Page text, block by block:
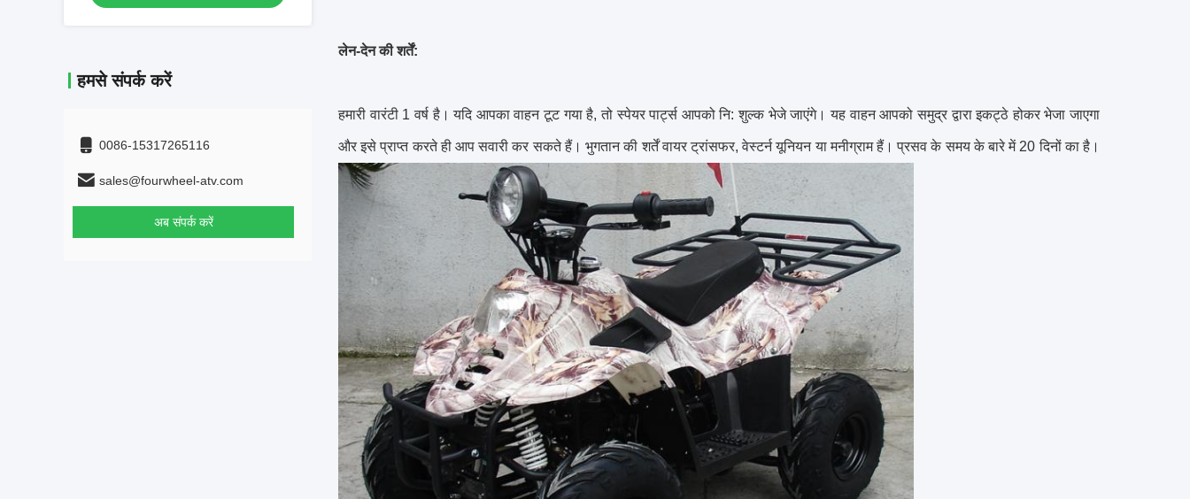
हमसे संपर्क करें
0086-15317265116
sales@fourwheel-atv.com
अब संपर्क करें
लेन-देन की शर्तें:
हमारी वारंटी 1 वर्ष है। यदि आपका वाहन टूट गया है, तो स्पेयर पार्ट्स आपको नि: शुल्क भेजे जाएंगे। यह वाहन आपको समुद्र द्वारा इकट्ठे होकर भेजा जाएगा
और इसे प्राप्त करते ही आप सवारी कर सकते हैं। भुगतान की शर्तें वायर ट्रांसफर, वेस्टर्न यूनियन या मनीग्राम हैं। प्रसव के समय के बारे में 20 दिनों का है।